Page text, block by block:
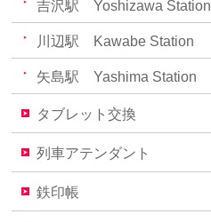
吉沢駅 Yoshizawa Station
川辺駅 Kawabe Station
矢島駅 Yashima Station
タブレット交換
列車アテンダント
鉄印帳